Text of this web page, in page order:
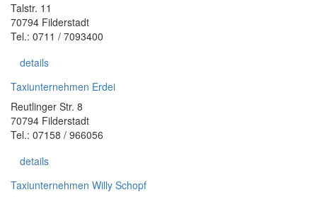
Talstr. 11
70794 Filderstadt
Tel.: 0711 / 7093400
details
Taxiunternehmen Erdei
Reutlinger Str. 8
70794 Filderstadt
Tel.: 07158 / 966056
details
Taxiunternehmen Willy Schopf